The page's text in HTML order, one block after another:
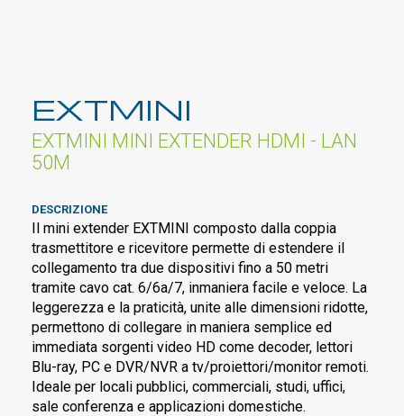
EXTMINI
EXTMINI MINI EXTENDER HDMI - LAN
50M
DESCRIZIONE
Il mini extender EXTMINI composto dalla coppia
trasmettitore e ricevitore permette di estendere il
collegamento tra due dispositivi fino a 50 metri
tramite cavo cat. 6/6a/7, inmaniera facile e veloce. La
leggerezza e la praticità, unite alle dimensioni ridotte,
permettono di collegare in maniera semplice ed
immediata sorgenti video HD come decoder, lettori
Blu-ray, PC e DVR/NVR a tv/proiettori/monitor remoti.
Ideale per locali pubblici, commerciali, studi, uffici,
sale conferenza e applicazioni domestiche.